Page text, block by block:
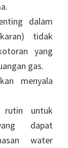
dalam
tidak
yang
gas.
menyala
rutin untuk
dapat
water